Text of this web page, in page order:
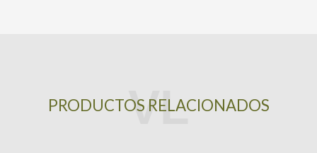
PRODUCTOS RELACIONADOS